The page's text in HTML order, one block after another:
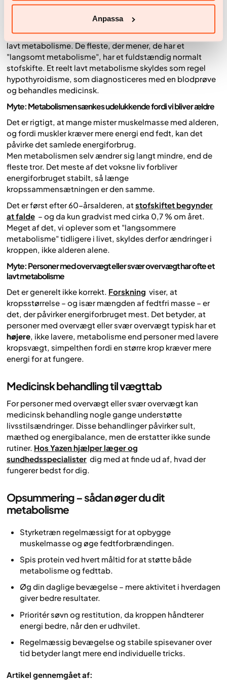
Anpassa
metabolismen eller tabe sig.
Myte: Lavt metabolisme er en almindelig årsag til vægtøgning
Det er ualmindeligt, at vægtøgning skyldes et unormalt
lavt metabolisme. De fleste, der mener, de har et
"langsomt metabolisme", har et fuldstændig normalt
stofskifte. Et reelt lavt metabolisme skyldes som regel
hypothyroidisme, som diagnosticeres med en blodprøve
og behandles medicinsk.
Myte: Metabolismen sænkes udelukkende fordi vi bliver ældre
Det er rigtigt, at mange mister muskelmasse med alderen,
og fordi muskler kræver mere energi end fedt, kan det
påvirke det samlede energiforbrug.
Men metabolismen selv ændrer sig langt mindre, end de
fleste tror. Det meste af det voksne liv forbliver
energiforbruget stabilt, så længe
kropssammensætningen er den samme.
Det er først efter 60-årsalderen, atstofskiftet begynder
at falde – og da kun gradvist med cirka 0,7 % om året.
Meget af det, vi oplever som et "langsommere
metabolisme" tidligere i livet, skyldes derfor ændringer i
kroppen, ikke alderen alene.
Myte: Personer med overvægt eller svær overvægt har ofte et
lavt metabolisme
Det er generelt ikke korrekt. Forskning viser, at
kropsstørrelse – og især mængden af fedtfri masse – er
det, der påvirker energiforbruget mest. Det betyder, at
personer med overvægt eller svær overvægt typisk har et
højere, ikke lavere, metabolisme end personer med lavere
kropsvægt, simpelthen fordi en større krop kræver mere
energi for at fungere.
Medicinsk behandling til vægttab
For personer med overvægt eller svær overvægt kan
medicinsk behandling nogle gange understøtte
livsstilsændringer. Disse behandlinger påvirker sult,
mæthed og energibalance, men de erstatter ikke sunde
rutiner. Hos Yazen hjælper læger og
sundhedsspecialister dig med at finde ud af, hvad der
fungerer bedst for dig.
Opsummering – sådan øger du dit
metabolisme
Styrketræn regelmæssigt for at opbygge
muskelmasse og øge fedtforbrændingen.
Spis protein ved hvert måltid for at støtte både
metabolisme og fedttab.
Øg din daglige bevægelse – mere aktivitet i hverdagen
giver bedre resultater.
Prioritér søvn og restitution, da kroppen håndterer
energi bedre, når den er udhvilet.
Regelmæssig bevægelse og stabile spisevaner over
tid betyder langt mere end individuelle tricks.
Artikel gennemgået af: